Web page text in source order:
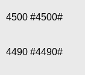
4500 #4500#
4490 #4490#